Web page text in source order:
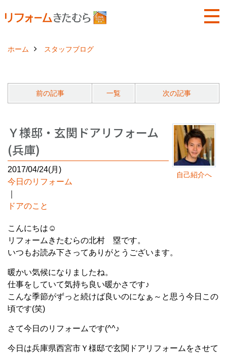
ホーム スタッフブログ
前の記事 一覧 次の記事
自己紹介へ
Ｙ様邸・玄関ドアリフォーム
(兵庫)
2017/04/24(月)
今日のリフォーム
ドアのこと
こんにちは☺
リフォームきたむらの北村 塁です。
いつもお読み下さってありがとうございます。
暖かい気候になりましたね。
仕事をしていて気持ち良い暖かさです♪
こんな季節がずっと続けば良いのになぁ～と思う今日この
頃です(笑)
さて今日のリフォームです(^^♪
今日は兵庫県西宮市Ｙ様邸で玄関ドアリフォームをさせて